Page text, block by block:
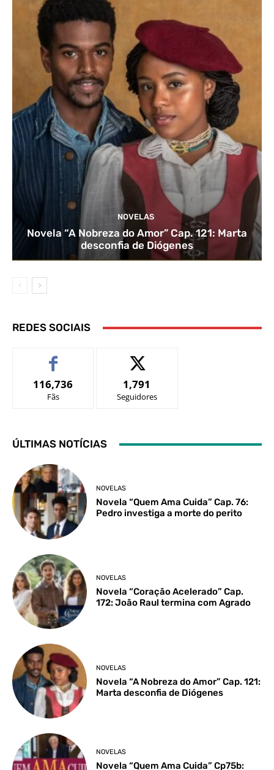
NOVELAS
Novela “A Nobreza do Amor” Cap. 121: Marta
desconfia de Diógenes
REDES SOCIAIS
116,736
Fãs
1,791
Seguidores
ÚLTIMAS NOTÍCIAS
NOVELAS
Novela “Quem Ama Cuida” Cap. 76:
Pedro investiga a morte do perito
NOVELAS
Novela “Coração Acelerado” Cap.
172: João Raul termina com Agrado
NOVELAS
Novela “A Nobreza do Amor” Cap. 121:
Marta desconfia de Diógenes
NOVELAS
Novela “Quem Ama Cuida” Cp75b: